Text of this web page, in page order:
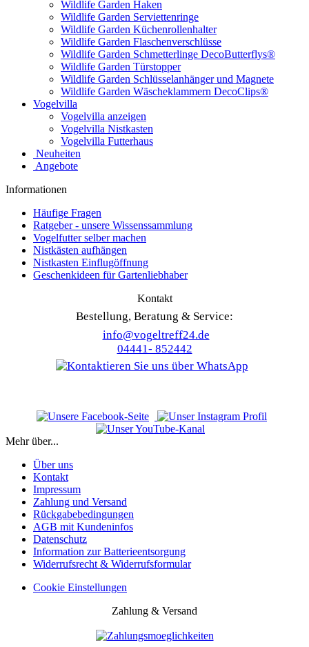
Wildlife Garden Haken
Wildlife Garden Serviettenringe
Wildlife Garden Küchenrollenhalter
Wildlife Garden Flaschenverschlüsse
Wildlife Garden Schmetterlinge DecoButterflys®
Wildlife Garden Türstopper
Wildlife Garden Schlüsselanhänger und Magnete
Wildlife Garden Wäscheklammern DecoClips®
Vogelvilla
Vogelvilla anzeigen
Vogelvilla Nistkasten
Vogelvilla Futterhaus
Neuheiten
Angebote
Informationen
Häufige Fragen
Ratgeber - unsere Wissenssammlung
Vogelfutter selber machen
Nistkästen aufhängen
Nistkasten Einflugöffnung
Geschenkideen für Gartenliebhaber
Kontakt
Bestellung, Beratung & Service:
info@vogeltreff24.de
04441- 852442
Mehr über...
Über uns
Kontakt
Impressum
Zahlung und Versand
Rückgabebedingungen
AGB mit Kundeninfos
Datenschutz
Information zur Batterieentsorgung
Widerrufsrecht & Widerrufsformular
Cookie Einstellungen
Zahlung & Versand